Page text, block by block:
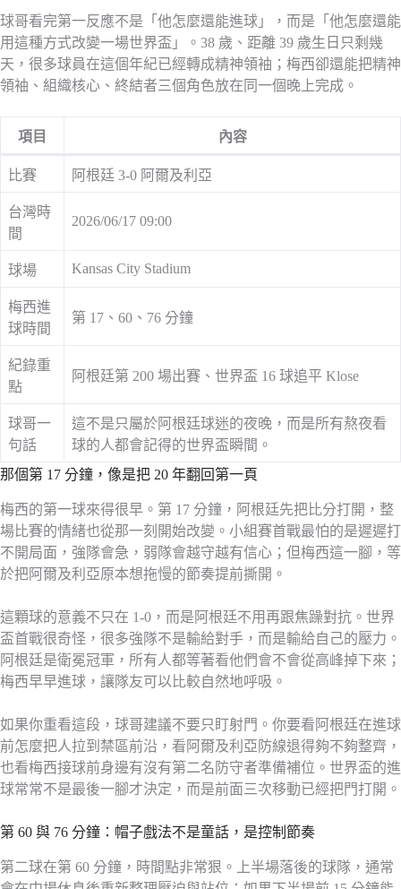
球哥看完第一反應不是「他怎麼還能進球」，而是「他怎麼還能
用這種方式改變一場世界盃」。38 歲、距離 39 歲生日只剩幾
天，很多球員在這個年紀已經轉成精神領袖；梅西卻還能把精神
領袖、組織核心、終結者三個角色放在同一個晚上完成。
項目 內容
比賽 阿根廷 3-0 阿爾及利亞
台灣時
間
2026/06/17 09:00
球場 Kansas City Stadium
梅西進
球時間
第 17、60、76 分鐘
紀錄重
點
阿根廷第 200 場出賽、世界盃 16 球追平 Klose
球哥一
句話
這不是只屬於阿根廷球迷的夜晚，而是所有熬夜看
球的人都會記得的世界盃瞬間。
那個第 17 分鐘，像是把 20 年翻回第一頁
梅西的第一球來得很早。第 17 分鐘，阿根廷先把比分打開，整
場比賽的情緒也從那一刻開始改變。小組賽首戰最怕的是遲遲打
不開局面，強隊會急，弱隊會越守越有信心；但梅西這一腳，等
於把阿爾及利亞原本想拖慢的節奏提前撕開。
這顆球的意義不只在 1-0，而是阿根廷不用再跟焦躁對抗。世界
盃首戰很奇怪，很多強隊不是輸給對手，而是輸給自己的壓力。
阿根廷是衛冕冠軍，所有人都等著看他們會不會從高峰掉下來；
梅西早早進球，讓隊友可以比較自然地呼吸。
如果你重看這段，球哥建議不要只盯射門。你要看阿根廷在進球
前怎麼把人拉到禁區前沿，看阿爾及利亞防線退得夠不夠整齊，
也看梅西接球前身邊有沒有第二名防守者準備補位。世界盃的進
球常常不是最後一腳才決定，而是前面三次移動已經把門打開。
第 60 與 76 分鐘：帽子戲法不是童話，是控制節奏
第二球在第 60 分鐘，時間點非常狠。上半場落後的球隊，通常